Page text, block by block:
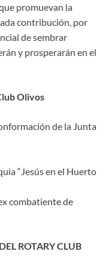
promuevan la
contribución, por
de sembrar
y prosperarán en el
Olivos
de la Junta
“Jesús en el Huerto
combatiente de
ROTARY CLUB